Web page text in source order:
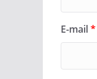
E-mail*